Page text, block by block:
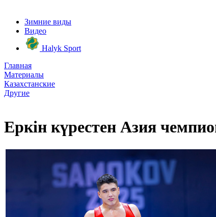
Зимние виды
Видео
Halyk Sport
Главная
Материалы
Казахстанские
Другие
Еркін күрестен Азия